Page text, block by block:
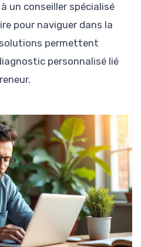
un conseiller spécialisé
pour naviguer dans la
permettent
personnalisé lié